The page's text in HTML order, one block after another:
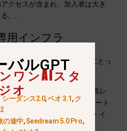
クセスが含まれ、加入者は大き
。.
用インフラ
に依存しているユーザーにとっ
ません。.
消費者向けプランの中で最高レ
。.そのメリットには、サポート
荷に対応する専用サーバー・イ
などがあります。.
バルGPT
ワンAIスタ
ジオ
シーダンス2.0,ベオ 3.1,ク
の途中,Seedream 5.0 Pro,